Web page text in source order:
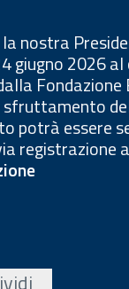
nostra
giugno 2026 al
Fondazione
potrà essere
registrazione